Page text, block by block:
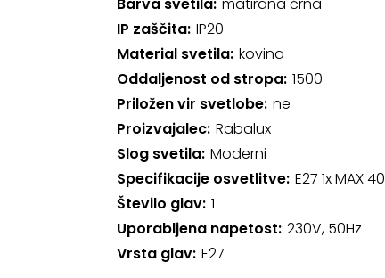
IP zaščita IP20
Material svetila kovina
Oddaljenost od stropa 1500
Priložen vir svetlobe ne
Proizvajalec Rabalux
Slog svetila Moderni
Specifikacije osvetlitve E27 1x MAX 40
Število glav 1
Uporabljena napetost 230V, 50Hz
Vrsta glav E27